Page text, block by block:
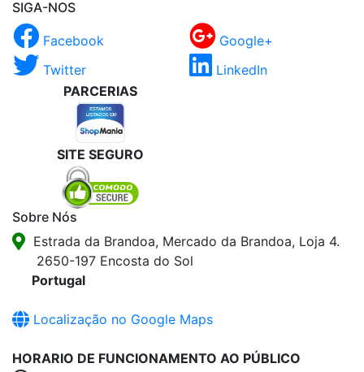
SIGA-NOS
Facebook
Google+
Twitter
LinkedIn
PARCERIAS
SITE SEGURO
Sobre Nós
Estrada da Brandoa, Mercado da Brandoa, Loja 4.
2650-197 Encosta do Sol
Portugal
Localização no Google Maps
HORARIO DE FUNCIONAMENTO AO PÚBLICO